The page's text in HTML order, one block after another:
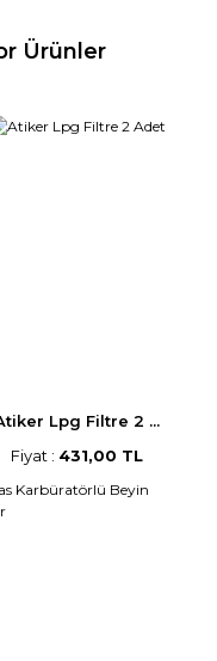
Ürünler
Lpg Filtre 2 ...
Fiyat : 431,00 TL